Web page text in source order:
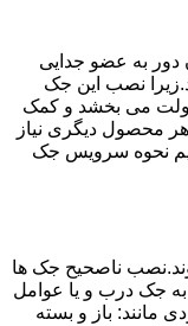
دور به عضو جدایی
نصب این جک
می بخشد و کمک
محصول دیگری نیاز
نحوه سرویس جک
ناصحیح جک ها
به جک درب و یا عوامل
مانند: باز و بسته